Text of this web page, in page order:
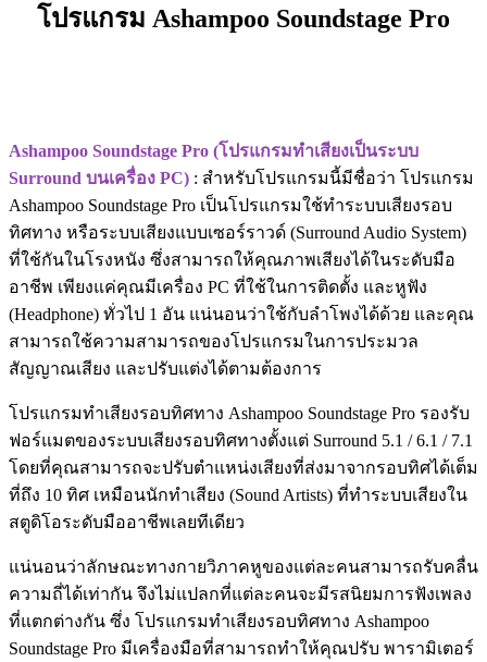
โปรแกรม Ashampoo Soundstage Pro
Ashampoo Soundstage Pro (โปรแกรมทำเสียงเป็นระบบ
Surround บนเครื่อง PC) : สำหรับโปรแกรมนี้มีชื่อว่า โปรแกรม
Ashampoo Soundstage Pro เป็นโปรแกรมใช้ทำระบบเสียงรอบ
ทิศทาง หรือระบบเสียงแบบเซอร์ราวด์ (Surround Audio System)
ที่ใช้กันในโรงหนัง ซึ่งสามารถให้คุณภาพเสียงได้ในระดับมือ
อาชีพ เพียงแค่คุณมีเครื่อง PC ที่ใช้ในการติดตั้ง และหูฟัง
(Headphone) ทั่วไป 1 อัน แน่นอนว่าใช้กับลำโพงได้ด้วย และคุณ
สามารถใช้ความสามารถของโปรแกรมในการประมวล
สัญญาณเสียง และปรับแต่งได้ตามต้องการ
โปรแกรมทำเสียงรอบทิศทาง Ashampoo Soundstage Pro รองรับ
ฟอร์แมตของระบบเสียงรอบทิศทางตั้งแต่ Surround 5.1 / 6.1 / 7.1
โดยที่คุณสามารถจะปรับตำแหน่งเสียงที่ส่งมาจากรอบทิศได้เต็ม
ที่ถึง 10 ทิศ เหมือนนักทำเสียง (Sound Artists) ที่ทำระบบเสียงใน
สตูดิโอระดับมืออาชีพเลยทีเดียว
แน่นอนว่าลักษณะทางกายวิภาคหูของแต่ละคนสามารถรับคลื่น
ความถี่ได้เท่ากัน จึงไม่แปลกที่แต่ละคนจะมีรสนิยมการฟังเพลง
ที่แตกต่างกัน ซึ่ง โปรแกรมทำเสียงรอบทิศทาง Ashampoo
Soundstage Pro มีเครื่องมือที่สามารถทำให้คุณปรับ พารามิเตอร์